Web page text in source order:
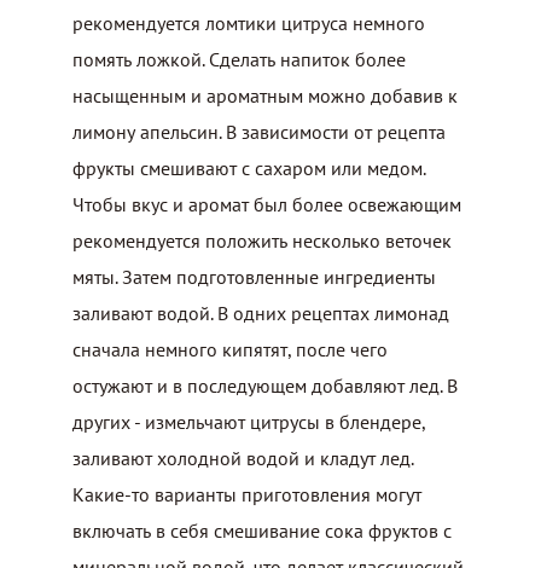
рекомендуется ломтики цитруса немного
помять ложкой. Сделать напиток более
насыщенным и ароматным можно добавив к
лимону апельсин. В зависимости от рецепта
фрукты смешивают с сахаром или медом.
Чтобы вкус и аромат был более освежающим
рекомендуется положить несколько веточек
мяты. Затем подготовленные ингредиенты
заливают водой. В одних рецептах лимонад
сначала немного кипятят, после чего
остужают и в последующем добавляют лед. В
других - измельчают цитрусы в блендере,
заливают холодной водой и кладут лед.
Какие-то варианты приготовления могут
включать в себя смешивание сока фруктов с